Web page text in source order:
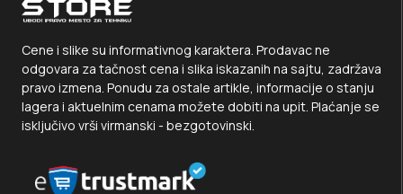
Cene i slike su informativnog karaktera. Prodavac ne
odgovara za tačnost cena i slika iskazanih na sajtu, zadržava
pravo izmena. Ponudu za ostale artikle, informacije o stanju
lagera i aktuelnim cenama možete dobiti na upit. Plaćanje se
isključivo vrši virmanski - bezgotovinski.